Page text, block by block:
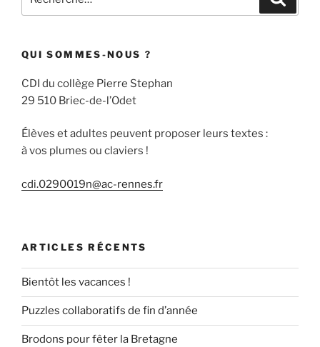
pour
QUI SOMMES-NOUS ?
CDI du collège Pierre Stephan
29 510 Briec-de-l’Odet
Élèves et adultes peuvent proposer leurs textes :
à vos plumes ou claviers !
cdi.0290019n@ac-rennes.fr
ARTICLES RÉCENTS
Bientôt les vacances !
Puzzles collaboratifs de fin d’année
Brodons pour fêter la Bretagne